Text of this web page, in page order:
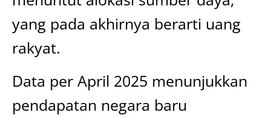
yang pada akhirnya berarti uang
rakyat.
Data per April 2025 menunjukkan
pendapatan negara baru